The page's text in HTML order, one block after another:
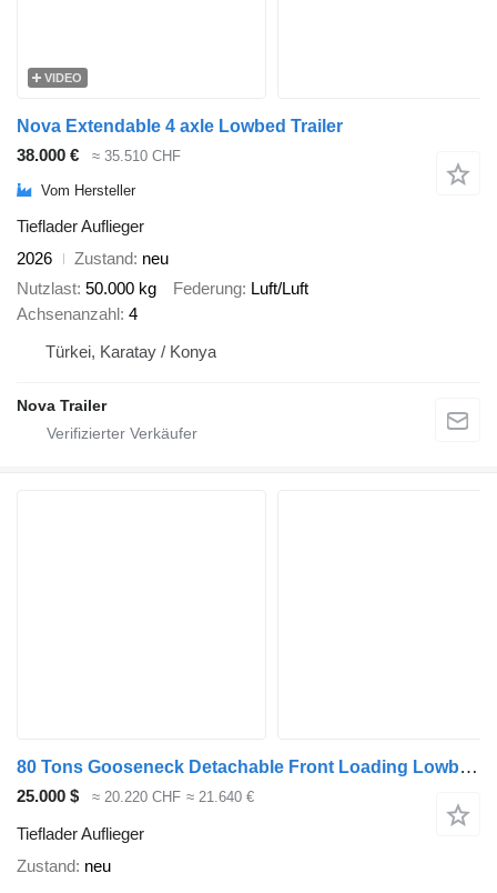
VIDEO
Nova Extendable 4 axle Lowbed Trailer
38.000 €
≈ 35.510 CHF
Vom Hersteller
Tieflader Auflieger
2026
Zustand neu
Nutzlast 50.000 kg Federung Luft/Luft
Achsenanzahl 4
Türkei, Karatay / Konya
Nova Trailer
80 Tons Gooseneck Detachable Front Loading Lowboy Trailer for Sa
25.000 $ ≈ 20.220 CHF ≈ 21.640 €
Tieflader Auflieger
Zustand neu